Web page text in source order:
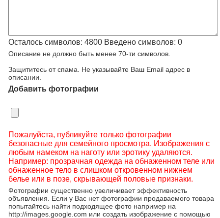
Осталось символов: 4800 Введено символов: 0
Описание не должно быть менее 70-ти символов.
Защититесь от спама. Не указывайте Ваш Email адрес в
описании.
Добавить фотографии
Пожалуйста, публикуйте только фотографии
безопасные для семейного просмотра. Изображения с
любым намеком на наготу или эротику удаляются.
Например: прозрачная одежда на обнаженном теле или
обнаженное тело в слишком откровенном нижнем
белье или в позе, скрывающей половые признаки.
Фотографии существенно увеличивает эффективность
объявления. Если у Вас нет фотографии продаваемого товара
попытайтесь найти подходящее фото например на
http://images.google.com или создать изображение с помощью